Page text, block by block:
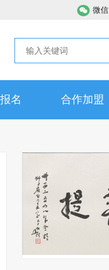
微信
名 合作加盟